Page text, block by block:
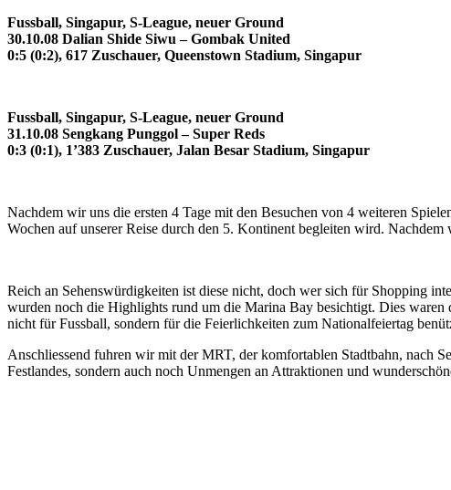
Fussball, Singapur, S-League, neuer Ground
30.10.08 Dalian Shide Siwu – Gombak United
0:5 (0:2), 617 Zuschauer, Queenstown Stadium, Singapur
Fussball, Singapur, S-League, neuer Ground
31.10.08 Sengkang Punggol – Super Reds
0:3 (0:1), 1’383 Zuschauer, Jalan Besar Stadium, Singapur
Nachdem wir uns die ersten 4 Tage mit den Besuchen von 4 weiteren
Wochen auf unserer Reise durch den 5. Kontinent begleiten wird.
Reich an Sehenswürdigkeiten ist diese nicht, doch wer sich für Shopping
wurden noch die Highlights rund um die Marina Bay besichtigt. Dies waren
nicht für Fussball, sondern für die Feierlichkeiten zum Nationalfeiertag
Anschliessend fuhren wir mit der MRT, der komfortablen Stadtbahn, nach
Festlandes, sondern auch noch Unmengen an Attraktionen und